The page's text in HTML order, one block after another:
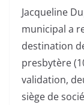
Jacqueline
municipal a
destination
presbytère
validation,
siège de